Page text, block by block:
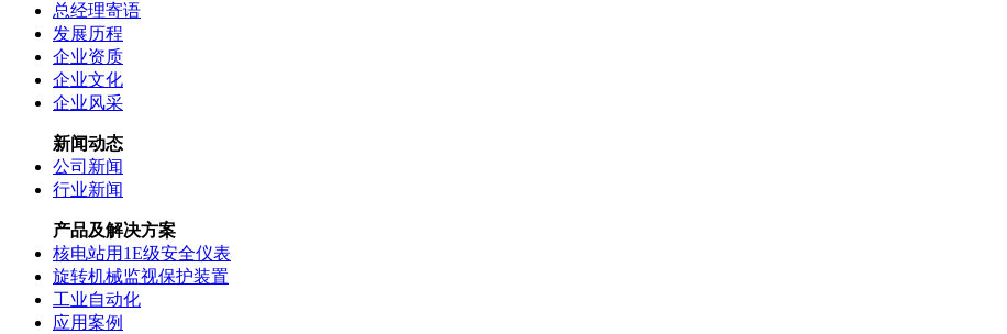
总经理寄语
发展历程
企业资质
企业文化
企业风采
新闻动态
公司新闻
行业新闻
产品及解决方案
核电站用1E级安全仪表
旋转机械监视保护装置
工业自动化
应用案例